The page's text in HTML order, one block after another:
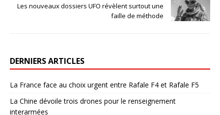
Les nouveaux dossiers UFO révèlent surtout une
faille de méthode
DERNIERS ARTICLES
La France face au choix urgent entre Rafale F4 et Rafale F5
La Chine dévoile trois drones pour le renseignement
interarmées